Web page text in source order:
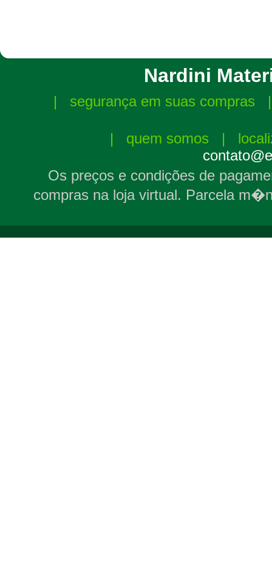
Nardini
| segurança em suas compras
| quem somos |
Os preços e condições de
compras na loja virtual. Parcela